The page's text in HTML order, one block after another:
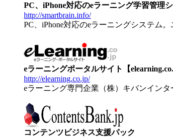
PC、iPhone対応のeラーニング学習管理
http://smartbrain.info/
PC、iPhone対応のeラーニングシステム
eラーニングポータルサイト【
http://elearning.co.jp/
eラーニング専門企業（株）キバンイン
コンテンツビジネス支援パック